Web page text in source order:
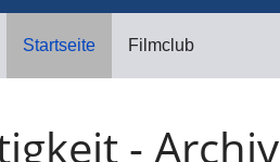
Startseite Filmclub
- Archiv